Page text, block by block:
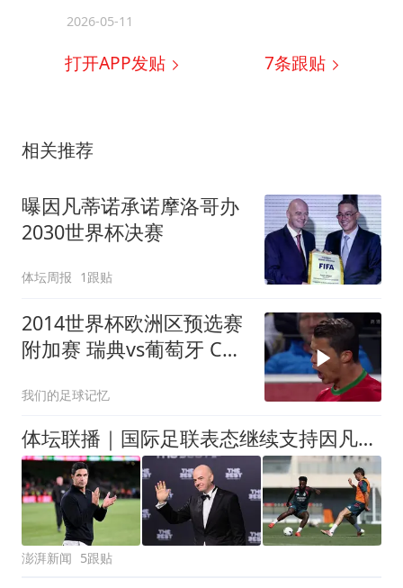
2026-05-11
打开APP发贴 7条跟贴
相关推荐
曝因凡蒂诺承诺摩洛哥办
2030世界杯决赛
体坛周报 1跟贴
2014世界杯欧洲区预选赛
附加赛 瑞典vs葡萄牙 C罗
我们的足球记忆
体坛联播｜国际足联表态继续支持因凡蒂诺，阿森纳热身赛输球
澎湃新闻 5跟贴